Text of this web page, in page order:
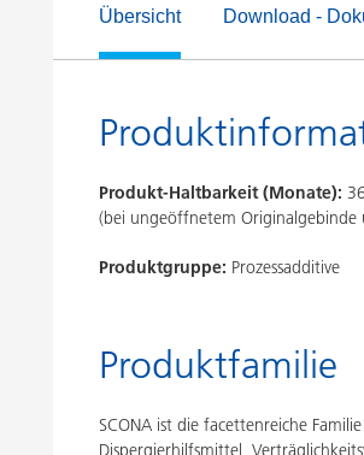
Übersicht Download -
Produkt-Haltbarkeit (Monate): 36
(bei ungeöffnetem
Produktgruppe: Prozessadditive
Produktfamilie
SCONA ist die facettenreiche
Dispergierhilfsmittel,